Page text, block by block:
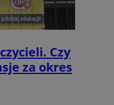
Czy
za okres